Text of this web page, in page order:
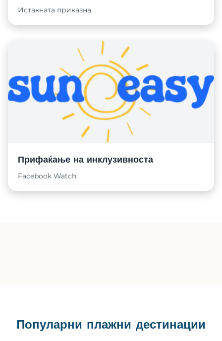
Истакната приказна
Прифаќање на инклузивноста
Facebook Watch
Популарни плажни дестинации